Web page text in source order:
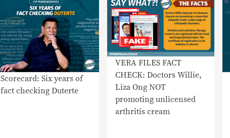
Scorecard: Six years of
fact checking Duterte
VERA FILES FACT
CHECK: Doctors Willie,
Liza Ong NOT
promoting unlicensed
arthritis cream